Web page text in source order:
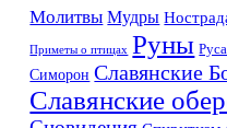
Молитвы Мудры
Приметы о птицах Руны
Симорон Славянские
Славянские